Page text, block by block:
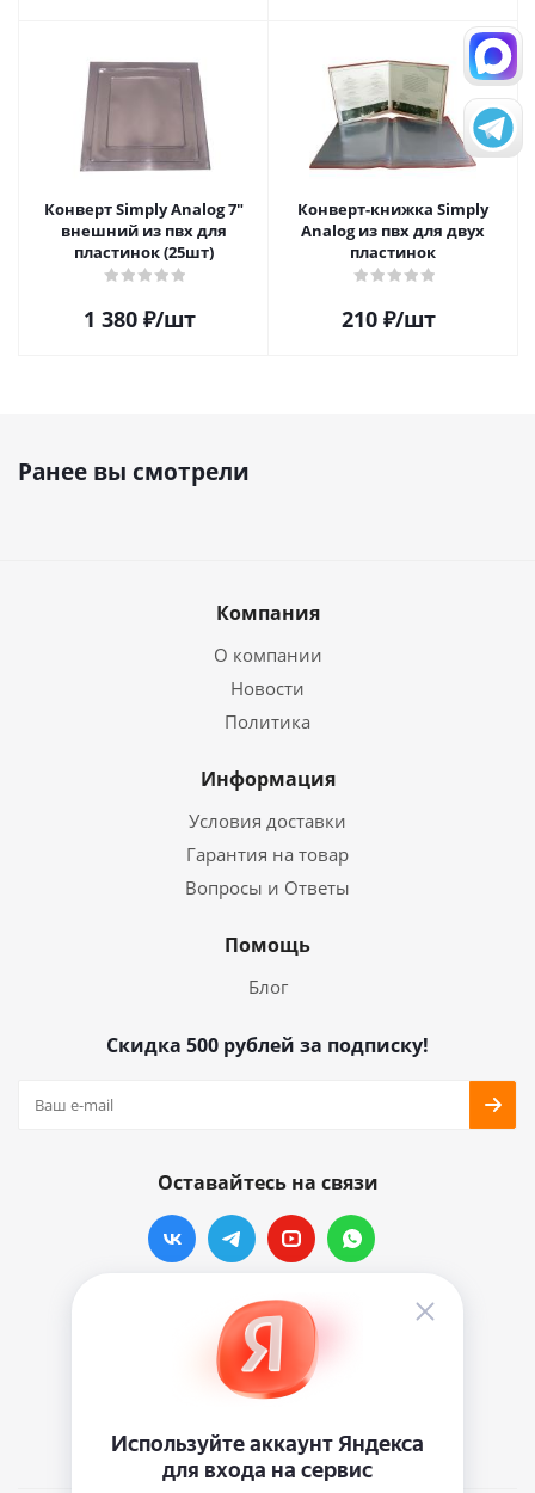
Конверт Simply Analog 7"
внешний из пвх для
пластинок (25шт)
1 380₽/шт
Конверт-книжка Simply
Analog из пвх для двух
пластинок
210 ₽/шт
Ранее вы смотрели
Компания
О компании
Новости
Политика
Информация
Условия доставки
Гарантия на товар
Вопросы и Ответы
Помощь
Блог
Скидка 500 рублей за подписку!
Оставайтесь на связи
Наши контакты
info@vinylmarkt.ru